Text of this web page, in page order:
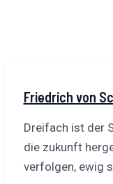
Friedrich von
Dreifach ist der
die zukunft
verfolgen, ewig